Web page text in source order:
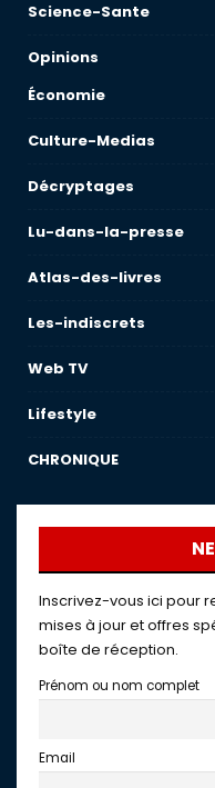
Science-Sante
Opinions
Économie
Culture-Medias
Décryptages
Lu-dans-la-presse
Atlas-des-livres
Les-indiscrets
Web TV
Lifestyle
CHRONIQUE
Inscrivez-vous ici pour
mises à jour et offres
boîte de réception.
Prénom ou nom complet
Email